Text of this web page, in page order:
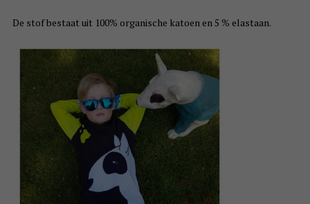
De stof bestaat uit 100% organische katoen en 5 % elastaan.